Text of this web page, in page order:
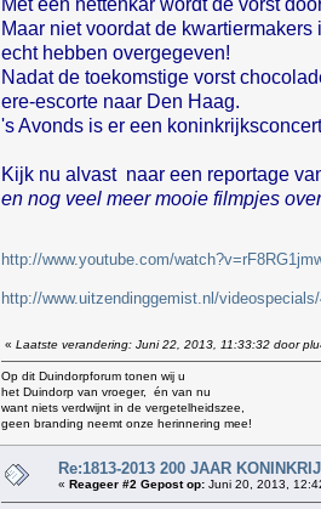
Maar niet voordat de
echt hebben overgegeven!
Nadat de toekomstige vorst
ere-escorte naar Den Haag.
's Avonds is er een
Kijk nu alvast naar een reportage
en nog veel meer mooie filmpjes
http://www.youtube.com/
http://www.uitzendinggemist.nl/
« Laatste verandering: Juni 22, 2013, 11:33:32 door
Op dit Duindorpforum tonen wij u
het Duindorp van vroeger, én van nu
want niets verdwijnt in de vergetelheidszee,
geen branding neemt onze herinnering mee!
Re:1813-2013 200 JAAR
« Reageer #2 Gepost op: Juni 20, 2013,